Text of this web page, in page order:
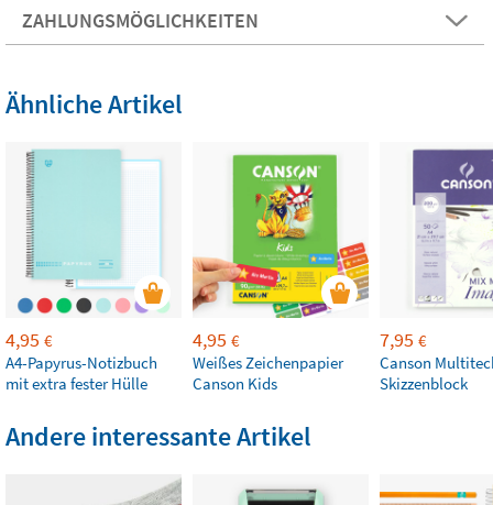
ZAHLUNGSMÖGLICHKEITEN
Ähnliche Artikel
4,95 €
A4-Papyrus-Notizbuch
mit extra fester Hülle
4,95 €
Weißes Zeichenpapier
Canson Kids
7,95 €
Canson
Skizzenblock
Andere interessante Artikel